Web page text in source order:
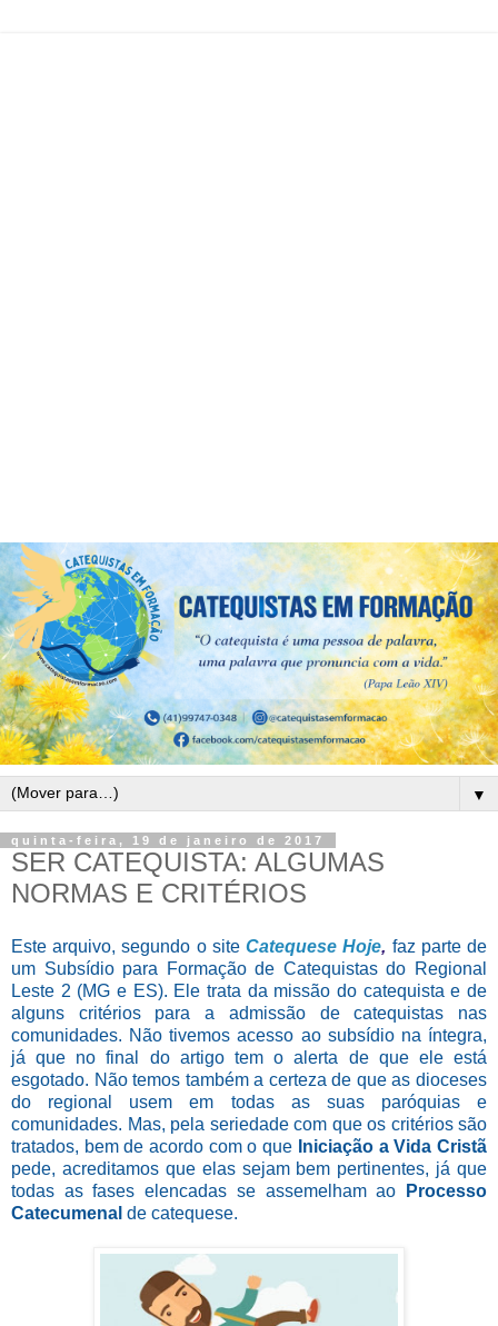
▼
quinta-feira, 19 de janeiro de 2017
SER CATEQUISTA: ALGUMAS
NORMAS E CRITÉRIOS
Este arquivo, segundo o siteCatequese Hoje, faz parte de
um Subsídio para Formação de Catequistas do Regional
Leste 2 (MG e ES). Ele trata da missão do catequista e de
alguns critérios para a admissão de catequistas nas
comunidades. Não tivemos acesso ao subsídio na íntegra,
já que no final do artigo tem o alerta de que ele está
esgotado. Não temos também a certeza de que as dioceses
do regional usem em todas as suas paróquias e
comunidades. Mas, pela seriedade com que os critérios são
tratados, bem de acordo com o que Iniciação a Vida Cristã
pede, acreditamos que elas sejam bem pertinentes, já que
todas as fases elencadas se assemelham ao
Processo
Catecumenal de catequese.